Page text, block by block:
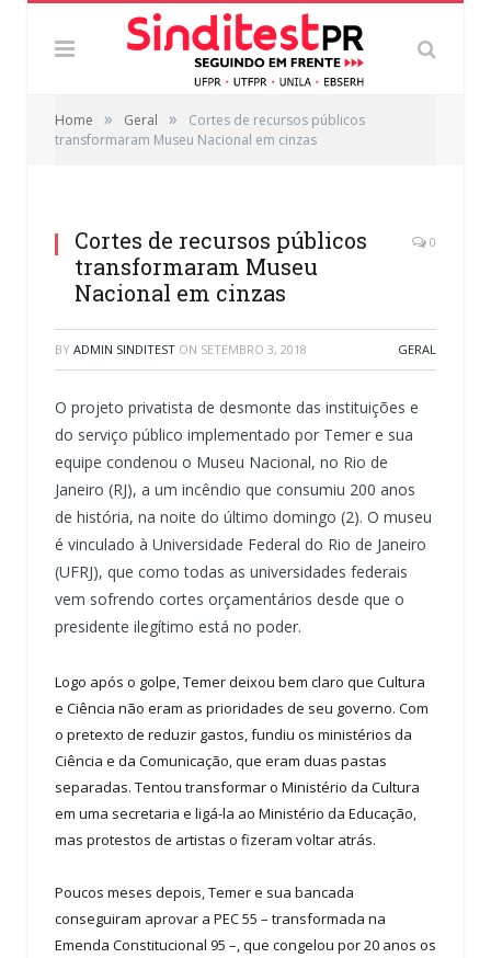
Home » Geral »
Cortes de recursos públicos
transformaram Museu Nacional em cinzas
Cortes de recursos públicos
transformaram Museu
Nacional em cinzas
0
BY ADMIN SINDITEST ON SETEMBRO 3, 2018 GERAL
O projeto privatista de desmonte das instituições e
do serviço público implementado por Temer e sua
equipe condenou o Museu Nacional, no Rio de
Janeiro (RJ), a um incêndio que consumiu 200 anos
de história, na noite do último domingo (2). O museu
é vinculado à Universidade Federal do Rio de Janeiro
(UFRJ), que como todas as universidades federais
vem sofrendo cortes orçamentários desde que o
presidente ilegítimo está no poder.
Logo após o golpe, Temer deixou bem claro que Cultura
e Ciência não eram as prioridades de seu governo. Com
o pretexto de reduzir gastos, fundiu os ministérios da
Ciência e da Comunicação, que eram duas pastas
separadas. Tentou transformar o Ministério da Cultura
em uma secretaria e ligá-la ao Ministério da Educação,
mas protestos de artistas o fizeram voltar atrás.
Poucos meses depois, Temer e sua bancada
conseguiram aprovar a PEC 55 – transformada na
Emenda Constitucional 95 –, que congelou por 20 anos os